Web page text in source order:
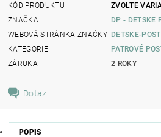
KÓD PRODUKTU
ZVOLTE
ZNAČKA
DP - DETSKE
WEBOVÁ STRÁNKA ZNAČKY DETSKE-
KATEGORIE
PATROVÉ
ZÁRUKA
2 ROKY
Dotaz
POPIS